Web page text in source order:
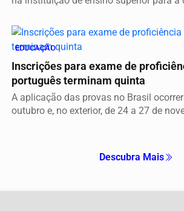
EDUCAÇÃO
Inscrições para exame de
português terminam quinta
A aplicação das provas no Brasil
outubro e, no exterior, de 24 a 27 de
Descubra Mais